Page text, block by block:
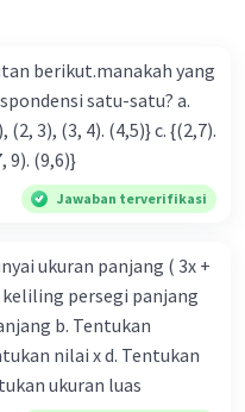
berikut.manakah yang
(7, 9). (9,6)}
Jawaban terverifikasi
ukuran panjang ( 3x +
keliling persegi panjang
b. Tentukan
nilai x d. Tentukan
ukuran luas